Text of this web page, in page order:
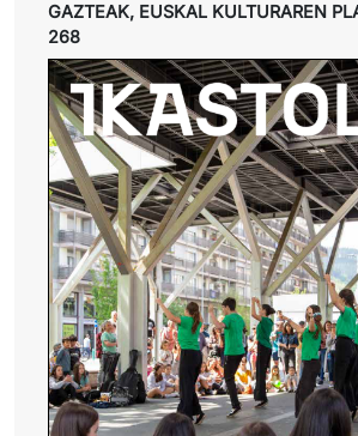
GAZTEAK, EUSKAL KULTURAREN
268